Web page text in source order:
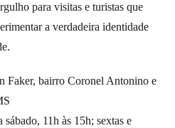
para visitas e turistas que
a verdadeira identidade
Faker, bairro Coronel Antonino e
sábado, 11h às 15h; sextas e